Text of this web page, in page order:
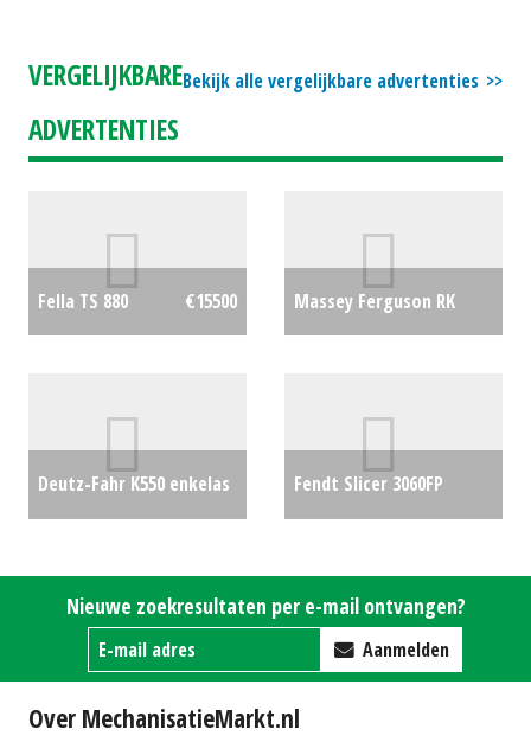
Bekijk alle vergelijkbare advertenties
VERGELIJKBARE
ADVERTENTIES
Fella TS 880 €15500
Massey Ferguson RK
Deutz-Fahr K550 enkelas
Fendt Slicer 3060FP
Nieuwe zoekresultaten per e-mail ontvangen?
Aanmelden
Over MechanisatieMarkt.nl